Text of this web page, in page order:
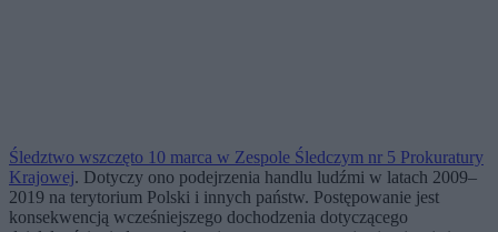
Śledztwo wszczęto 10 marca w Zespole Śledczym nr 5 Prokuratury
Krajowej. Dotyczy ono podejrzenia handlu ludźmi w latach 2009–
2019 na terytorium Polski i innych państw. Postępowanie jest
konsekwencją wcześniejszego dochodzenia dotyczącego